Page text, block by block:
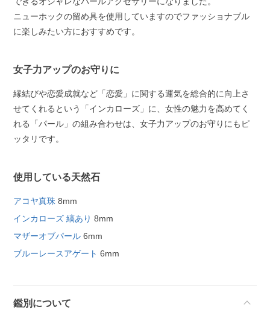
ニューホックの留め具を使用していますのでファッショナブル
に楽しみたい方におすすめです。
女子力アップのお守りに
縁結びや恋愛成就など「恋愛」に関する運気を総合的に向上さ
せてくれるという「インカローズ」に、女性の魅力を高めてく
れる「パール」の組み合わせは、女子力アップのお守りにもピ
ッタリです。
使用している天然石
アコヤ真珠 8mm
インカローズ 縞あり 8mm
マザーオブパール 6mm
ブルーレースアゲート 6mm
鑑別について